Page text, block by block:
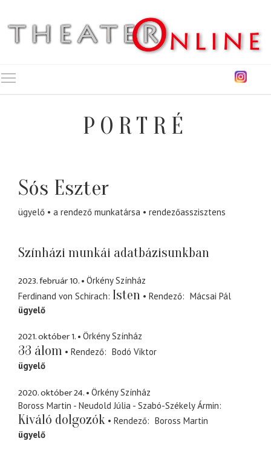
PORTRÉ
Sós Eszter
ügyelő a rendező munkatársa rendezőasszisztens
Színházi munkái adatbázisunkban
2023. február 10.
Örkény Színház
Ferdinand von Schirach Isten Rendező
Mácsai Pál
ügyelő
2021. október 1. Örkény Színház
33 álom Rendező
Bodó Viktor
ügyelő
2020. október 24.
Örkény Színház
Boross Martin - Neudold Júlia - Szabó-Székely Ármin
Kiváló dolgozók Rendező
Boross Martin
ügyelő